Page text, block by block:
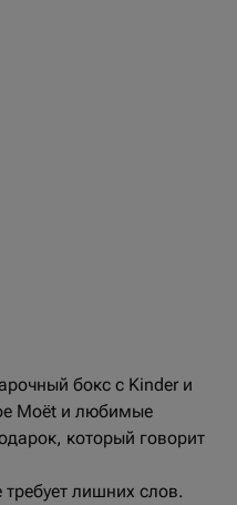
бокс с Kinder и
Moët и любимые
который говорит
лишних слов.